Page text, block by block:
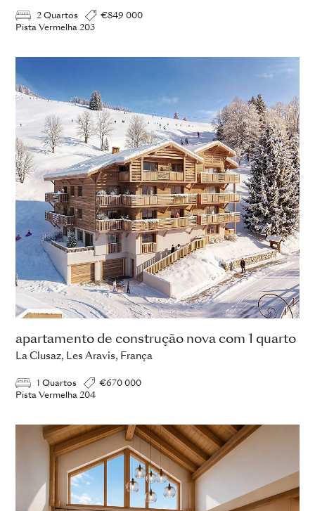
2 Quartos
€849 000
Pista Vermelha 203
apartamento de construção nova com 1 quarto
La Clusaz, Les Aravis, França
1 Quartos
€670 000
Pista Vermelha 204